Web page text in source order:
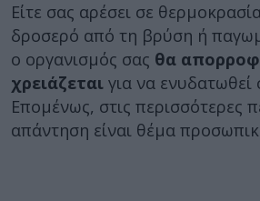
Είτε σας αρέσει σε
δροσερό από τη βρύση ή
ο οργανισμός σας θα
χρειάζεται για να ενυδατωθεί
Επομένως, στις περισσότερες
απάντηση είναι θέμα